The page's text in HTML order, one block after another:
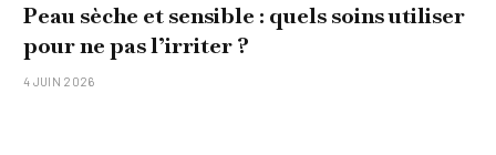
Peau sèche et sensible : quels soins utiliser
pour ne pas l’irriter ?
4 JUIN 2026